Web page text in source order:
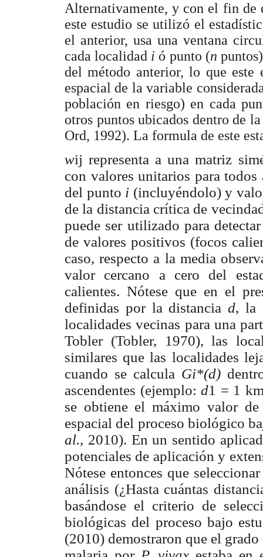
Alternativamente, y con el fin de
este estudio se utilizó el
el anterior, usa una ventana
cada localidad i ó punto (n
del método anterior, lo que este
espacial de la variable
población en riesgo) en cada
otros puntos ubicados dentro de
Ord, 1992). La formula de este
wij representa a una matriz
con valores unitarios para
del punto i (incluyéndolo) y
de la distancia crítica de
puede ser utilizado para
de valores positivos (focos
caso, respecto a la media
valor cercano a cero del
calientes. Nótese que en el
definidas por la distanciad, la
localidades vecinas para una
Tobler (Tobler, 1970), las
similares que las localidades
cuando se calcula Gi*(d)
ascendentes (ejemplo: d1 = 1
se obtiene el máximo valor
espacial del proceso biológico
al., 2010). En un sentido
potenciales de aplicación y
Nótese entonces que
análisis (¿Hasta cuántas
basándose el criterio de
biológicas del proceso bajo
(2010) demostraron que el